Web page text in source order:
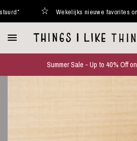
Wekelijks nieuwe favorites online
Summer Sale - Up to 40% Off on